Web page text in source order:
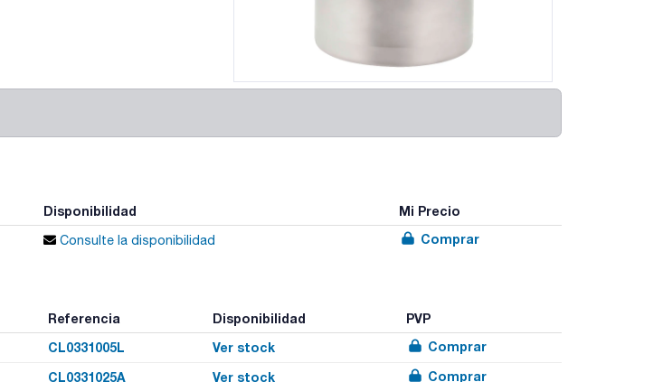
Disponibilidad Mi Precio
Consulte la disponibilidad Comprar
Referencia Disponibilidad PVP
CL0331005L Ver stock Comprar
CL0331025A Ver stock Comprar